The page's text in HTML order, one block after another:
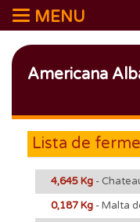
MENU
Americana
Lista de
4,645 Kg -
0,187 Kg - Malta